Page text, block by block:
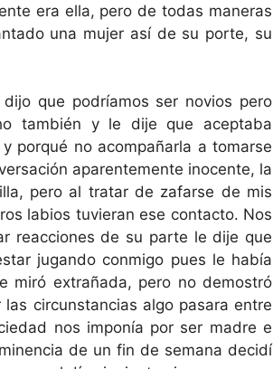
era ella, pero de todas maneras
una mujer así de su porte, su
que podríamos ser novios pero
también y le dije que aceptaba
porqué no acompañarla a tomarse
aparentemente inocente, la
pero al tratar de zafarse de mis
labios tuvieran ese contacto. Nos
reacciones de su parte le dije que
jugando conmigo pues le había
miró extrañada, pero no demostró
circunstancias algo pasara entre
nos imponía por ser madre e
de un fin de semana decidí